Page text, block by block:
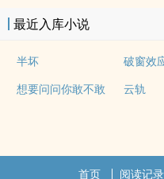
最近入库小说
半坏 破窗效
想要问问你敢不敢
云轨
首页 阅读记录